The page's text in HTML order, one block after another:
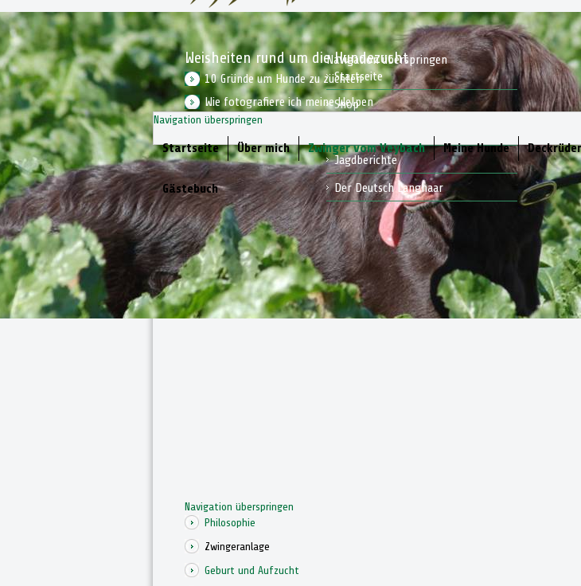
Navigation überspringen
Startseite Über mich Zwinger vom Veybach Meine Hunde
Gästebuch
Navigation überspringen
Philosophie
Zwingeranlage
Geburt und Aufzucht
Weisheiten rund um die Hundezucht
10 Gründe um Hunde zu züchten
Wie fotografiere ich meine Welpen
Wie bereite ich mich auf einen Welpen vor
Navigation überspringen
Startseite
Shop
Jagdberichte
Der Deutsch Langhaar